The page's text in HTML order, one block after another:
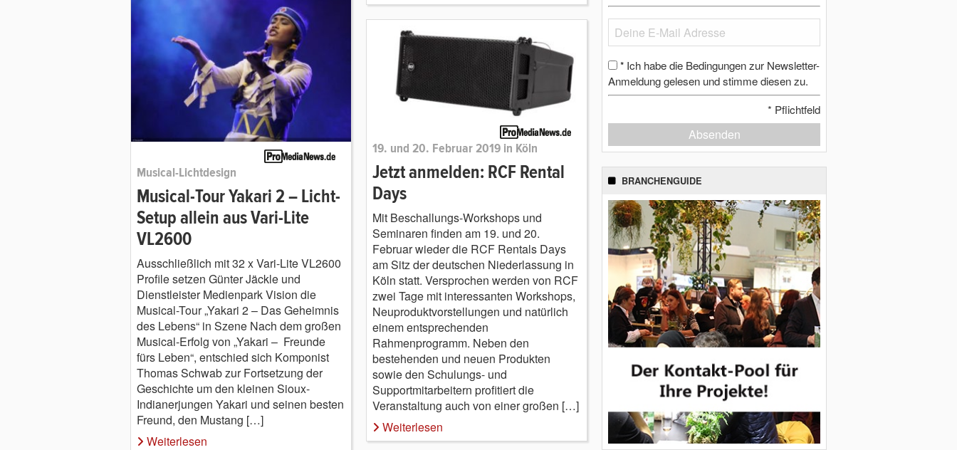
Musical-Lichtdesign
Musical-Tour Yakari 2 – Licht-
Setup allein aus Vari-Lite
VL2600
Ausschließlich mit 32 x Vari-Lite VL2600
Profile setzen Günter Jäckle und
Dienstleister Medienpark Vision die
Musical-Tour „Yakari 2 – Das Geheimnis
des Lebens“ in Szene Nach dem großen
Musical-Erfolg von „Yakari – Freunde
fürs Leben“, entschied sich Komponist
Thomas Schwab zur Fortsetzung der
Geschichte um den kleinen Sioux-
Indianerjungen Yakari und seinen besten
Freund, den Mustang […]
Weiterlesen
19. und 20. Februar 2019 in Köln
Jetzt anmelden: RCF Rental
Days
Mit Beschallungs-Workshops und
Seminaren finden am 19. und 20.
Februar wieder die RCF Rentals Days
am Sitz der deutschen Niederlassung in
Köln statt. Versprochen werden von RCF
zwei Tage mit interessanten Workshops,
Neuproduktvorstellungen und natürlich
einem entsprechenden
Rahmenprogramm. Neben den
bestehenden und neuen Produkten
sowie den Schulungs- und
Supportmitarbeitern profitiert die
Veranstaltung auch von einer großen […]
Weiterlesen
* Ich habe die Bedingungen zur Newsletter-
Anmeldung gelesen und stimme diesen zu.
* Pflichtfeld
Absenden
BRANCHENGUIDE